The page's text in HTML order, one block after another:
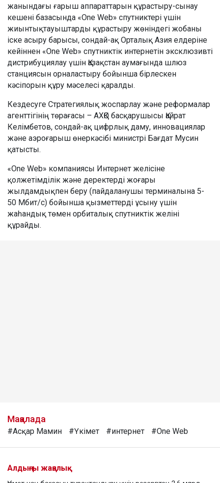
жанындағы ғарыш аппараттарын құрастыру-сынау
кешені базасында «One Web» спутниктері үшін
жиынтықтауыштарды құрастыру жөніндегі жобаны
іске асыру барысы, сондай-ақ Орталық Азия елдеріне
кейіннен «One Web» спутниктік интернетін эксклюзивті
дистрибуциялау үшін Қазақстан аумағында шлюз
станциясын орналастыру бойынша бірлескен
кәсіпорын құру мәселесі қаралды.
Кездесуге Стратегиялық жоспарлау және реформалар
агенттігінің төрағасы – АХҚО басқарушысы Қайрат
Келімбетов, сондай-ақ цифрлық даму, инновациялар
және аэроғарыш өнеркәсібі министрі Бағдат Мусин
қатысты.
«One Web» компаниясы Интернет желісіне
қолжетімділік және деректерді жоғары
жылдамдықпен беру (пайдаланушы терминалына 5-
50 Мбит/с) бойынша қызметтерді ұсыну үшін
жаһандық төмен орбиталық спутниктік желіні
құрайды.
Мақалада
#Асқар Мамин #Үкімет #интернет #One Web
Алдыңғы жаңалық